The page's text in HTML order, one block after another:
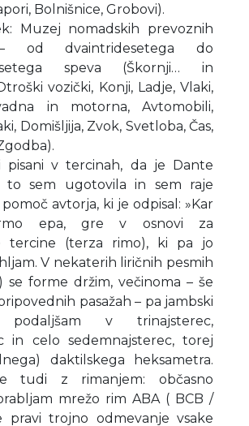
Bolnišnice, Grobovi).
Muzej nomadskih prevoznih
od dvaintridesetega do
speva (Škornji… in
vozički, Konji, Ladje, Vlaki,
in motorna, Avtomobili,
Domišljija, Zvok, Svetloba, Čas,
pisani v tercinah, da je Dante
to sem ugotovila in sem raje
avtorja, ki je odpisal: »Kar
epa, gre v osnovi za
tercine (terza rimo), ki pa jo
V nekaterih liričnih pesmih
se forme držim, večinoma – še
pasažah – pa jambski
podaljšam v trinajsterec,
in celo sedemnajsterec, torej
daktilskega heksametra.
tudi z rimanjem: občasno
mrežo rim ABA ( BCB /
pravi trojno odmevanje vsake